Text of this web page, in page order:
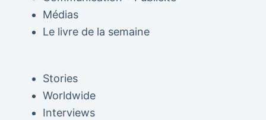
Médias
Le livre de la semaine
Stories
Worldwide
Interviews